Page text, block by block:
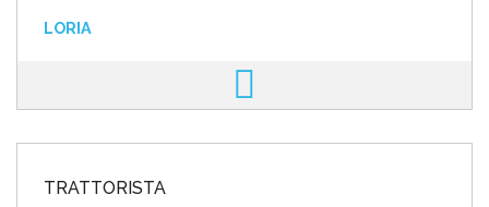
LORIA
TRATTORISTA